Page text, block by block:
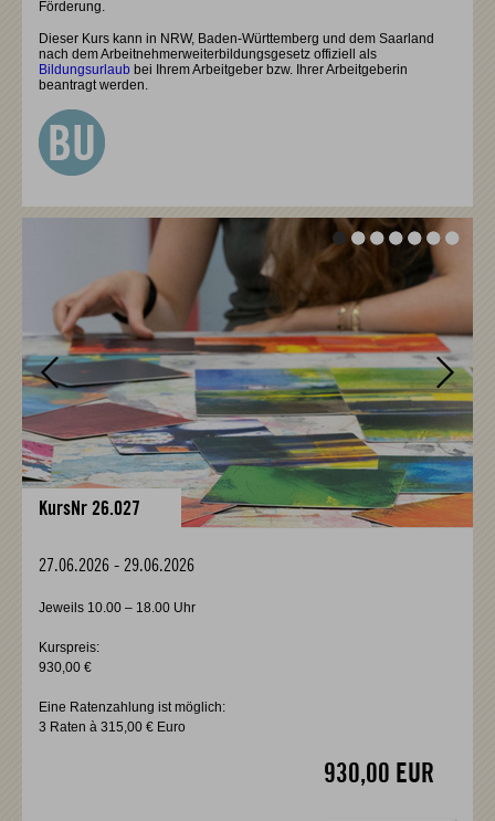
Förderung.
Dieser Kurs kann in NRW, Baden-Württemberg und dem Saarland
nach dem Arbeitnehmerweiterbildungsgesetz offiziell als
Bildungsurlaub bei Ihrem Arbeitgeber bzw. Ihrer Arbeitgeberin
beantragt werden.
Vor
Vor
KursNr 26.027
27.06.2026 - 29.06.2026
Jeweils 10.00 – 18.00 Uhr
Kurspreis:
930,00 €
Eine Ratenzahlung ist möglich:
3 Raten à 315,00 € Euro
930,00 EUR